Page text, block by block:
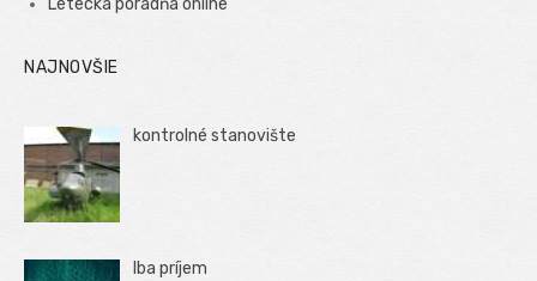
NAJNOVŠIE
kontrolné stanovište
Iba príjem